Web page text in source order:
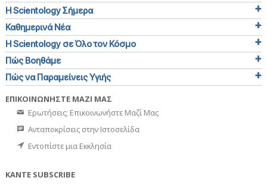
Η Scientology Σήμερα
Καθημερινά Νέα
Η Scientology σε Όλο τον Κόσμο
Πώς Βοηθάμε
Πώς να Παραμείνεις Υγιής
ΕΠΙΚΟΙΝΩΝΗΣΤΕ ΜΑΖΙ ΜΑΣ
Ερωτήσεις; Επικοινωνήστε Μαζί Μας
Ανταποκρίσεις στην Ιστοσελίδα
Εντοπίστε μια Εκκλησία
ΚΑΝΤΕ SUBSCRIBE